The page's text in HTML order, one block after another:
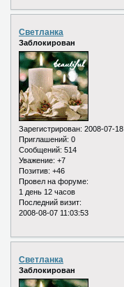
Светланка
Заблокирован
Зарегистрирован: 2008-07-18
Приглашений: 0
Сообщений: 514
Уважение: +7
Позитив: +46
Провел на форуме:
1 день 12 часов
Последний визит:
2008-08-07 11:03:53
Светланка
Заблокирован